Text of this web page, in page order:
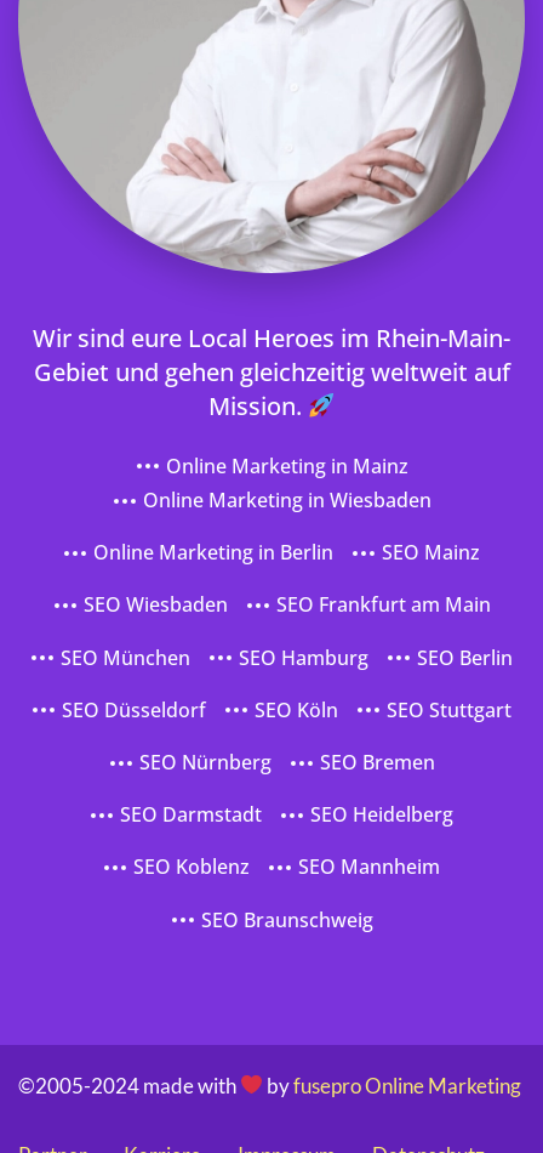
Wir sind eure Local Heroes im Rhein-Main-
Gebiet und gehen gleichzeitig weltweit auf
Mission.
Online Marketing in Mainz
Online Marketing in Wiesbaden
Online Marketing in Berlin
SEO Mainz
SEO Wiesbaden
SEO Frankfurt am Main
SEO München
SEO Hamburg
SEO Berlin
SEO Düsseldorf
SEO Köln
SEO Stuttgart
SEO Nürnberg
SEO Bremen
SEO Darmstadt
SEO Heidelberg
SEO Koblenz
SEO Mannheim
SEO Braunschweig
©2005-2024 made with byfusepro Online Marketing